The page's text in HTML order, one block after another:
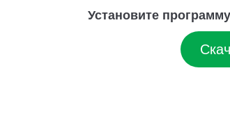
Установите